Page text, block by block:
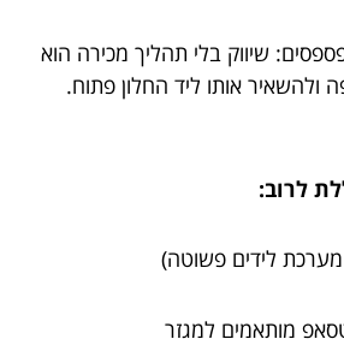
שיווק בלי תהליך מכירה הוא
ולהשאיר אותו ליד החלון פתוח.
לרוב:
מותאמים למגזר